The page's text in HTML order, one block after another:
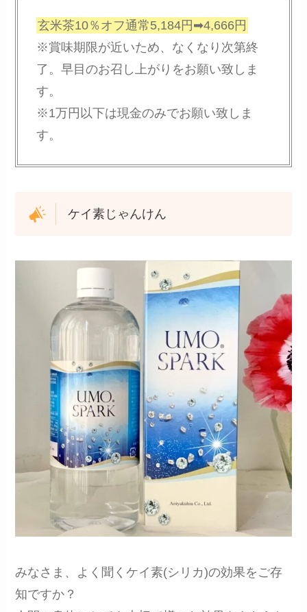
玄米茶10％オフ通常5,184円➡4,666円
※賞味期限が近いため、なくなり次第終
了。早目のお召し上がりをお願い致しま
す。
※1万円以下は現金のみでお願い致しま
す。
ケイ素じゃんけん
みなさま、よく聞くケイ素(シリカ)の効果をご存
知ですか？